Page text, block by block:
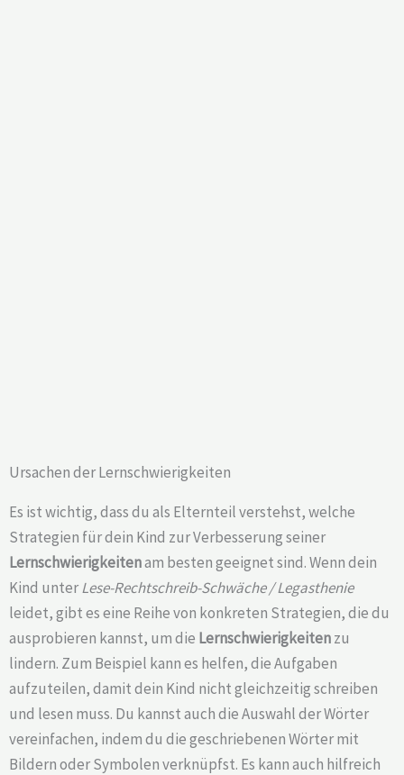
Ursachen der Lernschwierigkeiten
Es ist wichtig, dass du als Elternteil verstehst, welche
Strategien für dein Kind zur Verbesserung seiner
Lernschwierigkeitenam besten geeignet sind. Wenn dein
Kind unterLese-Rechtschreib-Schwäche / Legasthenie
leidet, gibt es eine Reihe von konkreten Strategien, die du
ausprobieren kannst, um die Lernschwierigkeitenzu
lindern. Zum Beispiel kann es helfen, die Aufgaben
aufzuteilen, damit dein Kind nicht gleichzeitig schreiben
und lesen muss. Du kannst auch die Auswahl der Wörter
vereinfachen, indem du die geschriebenen Wörter mit
Bildern oder Symbolen verknüpfst. Es kann auch hilfreich